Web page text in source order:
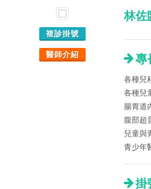
複診掛號
醫師介紹
林佐
專
各種兒
各種兒
腸胃道
腹部超
兒童與
青少年
掛